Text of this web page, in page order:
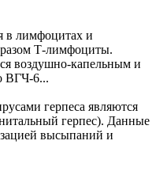
в лимфоцитах и
Т-лимфоциты.
воздушно-капельным и
ВГЧ-6...
герпеса являются
герпес). Данные
высыпаний и